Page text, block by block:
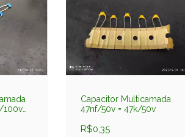
100v
Capacitor Multicamada
47nf/50v = 47k/50v
R$0,35